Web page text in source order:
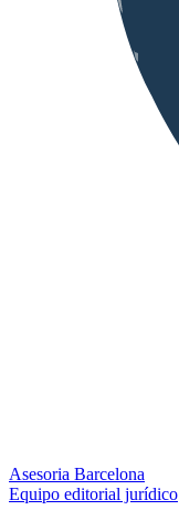
Asesoria Barcelona
Equipo editorial jurídico